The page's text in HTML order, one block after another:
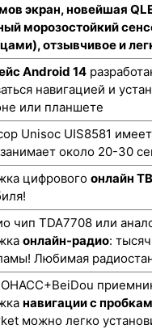
экран, новейшая
морозостойкий
отзывчивое и
Android 14
навигацией и
или планшете
Unisoc UIS8581
около 20-30
цифрового онлайн
чип TDA7708 или
онлайн-радио:
Любимая
навигации с
можно легко